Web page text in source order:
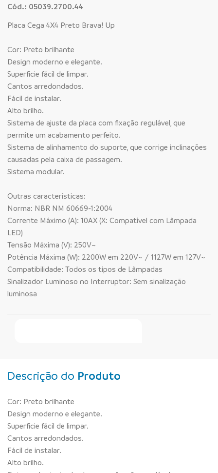
Cód.: 05039.2700.44
Placa Cega 4X4 Preto Brava! Up
Cor: Preto brilhante
Design moderno e elegante.
Superfície fácil de limpar.
Cantos arredondados.
Fácil de instalar.
Alto brilho.
Sistema de ajuste da placa com fixação regulável, que
permite um acabamento perfeito.
Sistema de alinhamento do suporte, que corrige inclinações
causadas pela caixa de passagem.
Sistema modular.
Outras características:
Norma: NBR NM 60669-1:2004
Corrente Máximo (A): 10AX (X: Compatível com Lâmpada
LED)
Tensão Máxima (V): 250V~
Potência Máxima (W): 2200W em 220V~ / 1127W em 127V~
Compatibilidade: Todos os tipos de Lâmpadas
Sinalizador Luminoso no Interruptor: Sem sinalização
luminosa
Descrição do Produto
Cor: Preto brilhante
Design moderno e elegante.
Superfície fácil de limpar.
Cantos arredondados.
Fácil de instalar.
Alto brilho.